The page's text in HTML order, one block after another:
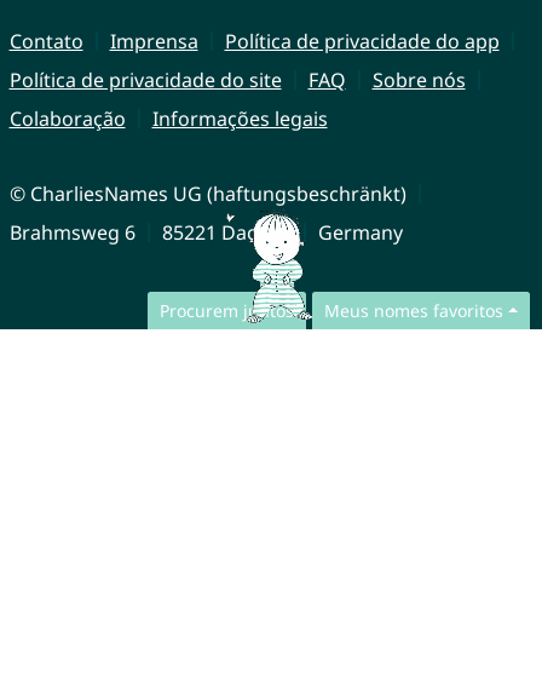
Procurem juntos Meus nomes favoritos
Contato Imprensa
Política de privacidade do app
Política de privacidade do site
FAQ
Sobre nós
Colaboração
Informações legais
© CharliesNames UG (haftungsbeschränkt)
Brahmsweg 6
85221 Dachau Germany